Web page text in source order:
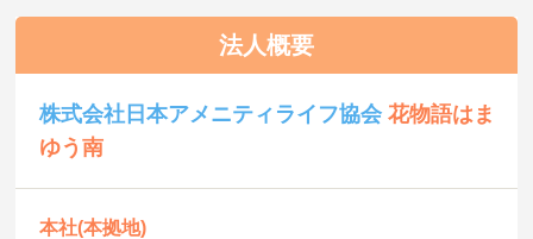
法人概要
株式会社日本アメニティライフ協会花物語はま
ゆう南
本社(本拠地)